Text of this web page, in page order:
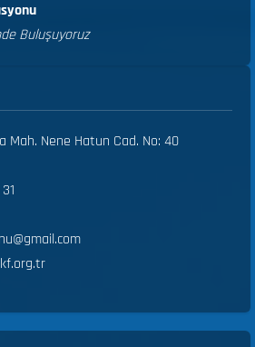
Buluşuyoruz
Mah. Nene Hatun Cad. No: 40